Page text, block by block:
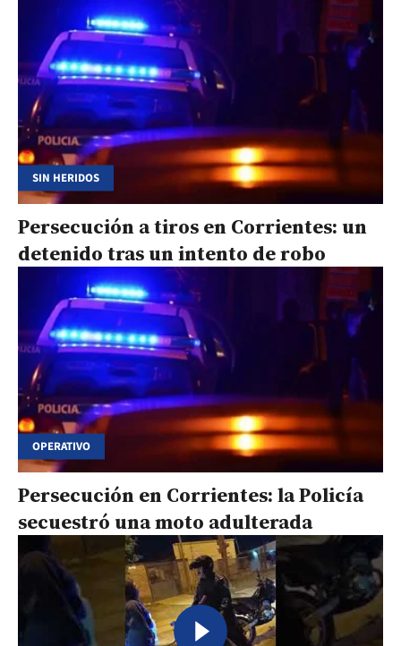
SIN HERIDOS
Persecución a tiros en Corrientes: un
detenido tras un intento de robo
OPERATIVO
Persecución en Corrientes: la Policía
secuestró una moto adulterada